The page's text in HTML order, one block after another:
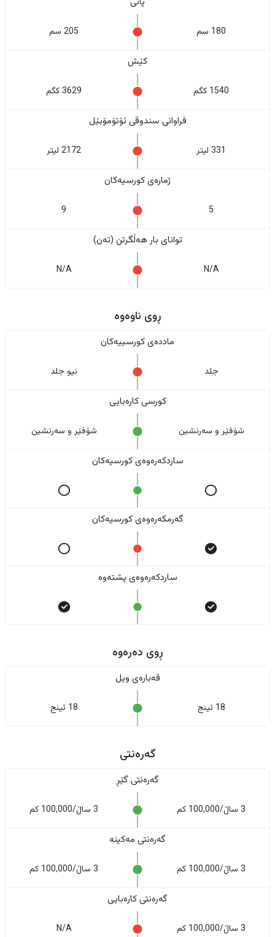
180 سم 205 سم
کێش
1540 کگم 3629 کگم
فراوانی سندوقی ئۆتۆمۆبێل
331 لیتر 2172 لیتر
ژمارەی کورسیەکان
5
9
تواناى بار هەڵگرتن (تەن)
N/A
N/A
ڕوی ناوەوە
ماددەی کورسییەکان
جلد نیو جلد
کورسی کارەبایی
شۆفێر و سەرنشین شۆفێر و سەرنشین
ساردکەرەوەی کورسیەکان
گەرمکەرەوەی کورسیەکان
ساردکەرەوەی پشتەوە
ڕوی دەرەوە
قەبارەی ویل
18 ئینج 18 ئینج
گەرەنتی
گەرەنتی گێڕ
3 ساڵ/100,000 کم 3 ساڵ/100,000 کم
گەرەنتی مەکینە
3 ساڵ/100,000 کم 3 ساڵ/100,000 کم
گەرەنتی کارەبایی
3 ساڵ/100,000 کم N/A